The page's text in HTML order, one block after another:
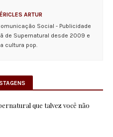
ÉRICLES ARTUR
Social - Publicidade
de Supernatural desde 2009 e
cultura pop.
que talvez você não